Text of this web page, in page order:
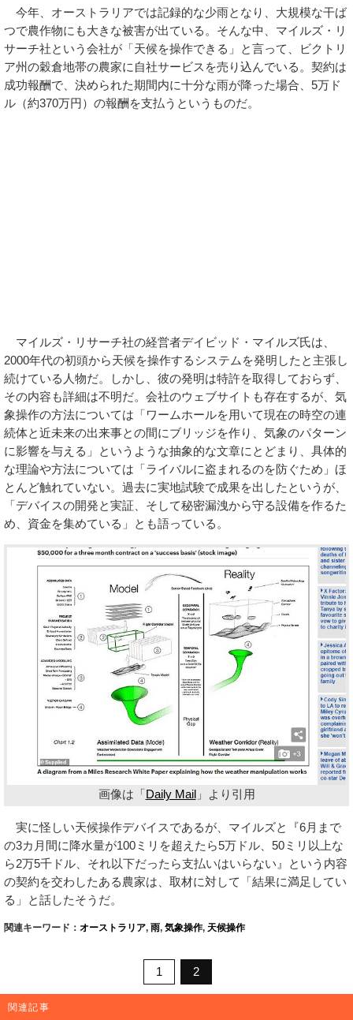
今年、オーストラリアでは記録的な少雨となり、大規模な干ば
つで農作物にも大きな被害が出ている。そんな中、マイルズ・リ
サーチ社という会社が「天候を操作できる」と言って、ビクトリ
ア州の穀倉地帯の農家に自社サービスを売り込んでいる。契約は
成功報酬で、決められた期間内に十分な雨が降った場合、5万ド
ル（約370万円）の報酬を支払うというものだ。
マイルズ・リサーチ社の経営者デイビッド・マイルズ氏は、
2000年代の初頭から天候を操作するシステムを発明したと主張し
続けている人物だ。しかし、彼の発明は特許を取得しておらず、
その内容も詳細は不明だ。会社のウェブサイトも存在するが、気
象操作の方法については「ワームホールを用いて現在の時空の連
続体と近未来の出来事との間にブリッジを作り、気象のパターン
に影響を与える」というような抽象的な文章にとどまり、具体的
な理論や方法については「ライバルに盗まれるのを防ぐため」ほ
とんど触れていない。過去に実地試験で成果を出したというが、
「デバイスの開発と実証、そして秘密漏洩から守る設備を作るた
め、資金を集めている」とも語っている。
画像は「Daily Mail」より引用
実に怪しい天候操作デバイスであるが、マイルズと『6月まで
の3カ月間に降水量が100ミリを超えたら5万ドル、50ミリ以上な
ら2万5千ドル、それ以下だったら支払いはいらない』という内容
の契約を交わしたある農家は、取材に対して「結果に満足してい
る」と話したそうだ。
関連キーワード： オーストラリア, 雨, 気象操作, 天候操作
1 2
関連記事